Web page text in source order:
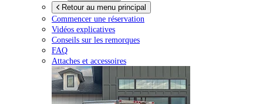
Retour au menu principal
Commencer une réservation
Vidéos explicatives
Conseils sur les remorques
FAQ
Attaches et accessoires